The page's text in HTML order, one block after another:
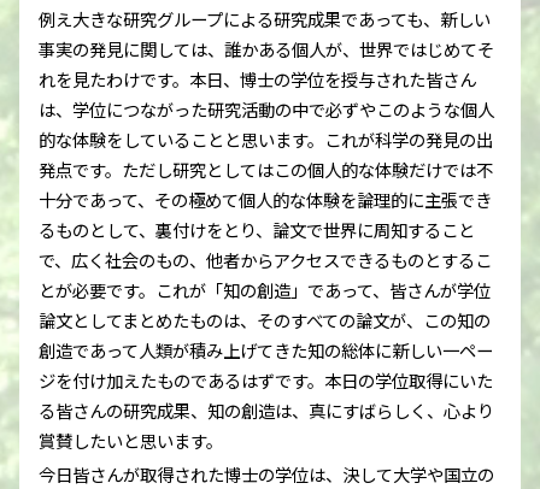
例え大きな研究グループによる研究成果であっても、新しい
事実の発見に関しては、誰かある個人が、世界ではじめてそ
れを見たわけです。本日、博士の学位を授与された皆さん
は、学位につながった研究活動の中で必ずやこのような個人
的な体験をしていることと思います。これが科学の発見の出
発点です。ただし研究としてはこの個人的な体験だけでは不
十分であって、その極めて個人的な体験を論理的に主張でき
るものとして、裏付けをとり、論文で世界に周知すること
で、広く社会のもの、他者からアクセスできるものとするこ
とが必要です。これが「知の創造」であって、皆さんが学位
論文としてまとめたものは、そのすべての論文が、この知の
創造であって人類が積み上げてきた知の総体に新しい一ペー
ジを付け加えたものであるはずです。本日の学位取得にいた
る皆さんの研究成果、知の創造は、真にすばらしく、心より
賞賛したいと思います。
今日皆さんが取得された博士の学位は、決して大学や国立の